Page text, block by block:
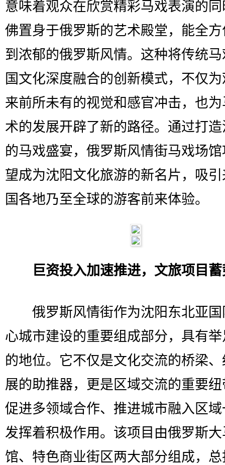
意味着观众在欣赏精彩马戏表演的
佛置身于俄罗斯的艺术殿堂，能全
到浓郁的俄罗斯风情。这种将传统
国文化深度融合的创新模式，不仅
来前所未有的视觉和感官冲击，也
术的发展开辟了新的路径。通过打
的马戏盛宴，俄罗斯风情街马戏场
望成为沈阳文化旅游的新名片，吸
国各地乃至全球的游客前来体验。
巨资投入加速推进，文旅项目
俄罗斯风情街作为沈阳东北亚国
心城市建设的重要组成部分，具有
的地位。它不仅是文化交流的桥梁
展的助推器，更是区域交流的重要
促进多领域合作、推进城市融入区
发挥着积极作用。该项目由俄罗斯
馆、特色商业街区两大部分组成，